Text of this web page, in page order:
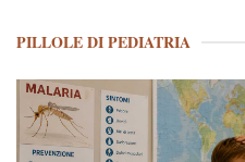
PILLOLE DI PEDIATRIA